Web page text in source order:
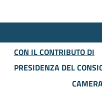
CON IL CONTRIBUTO DI
PRESIDENZA DEL